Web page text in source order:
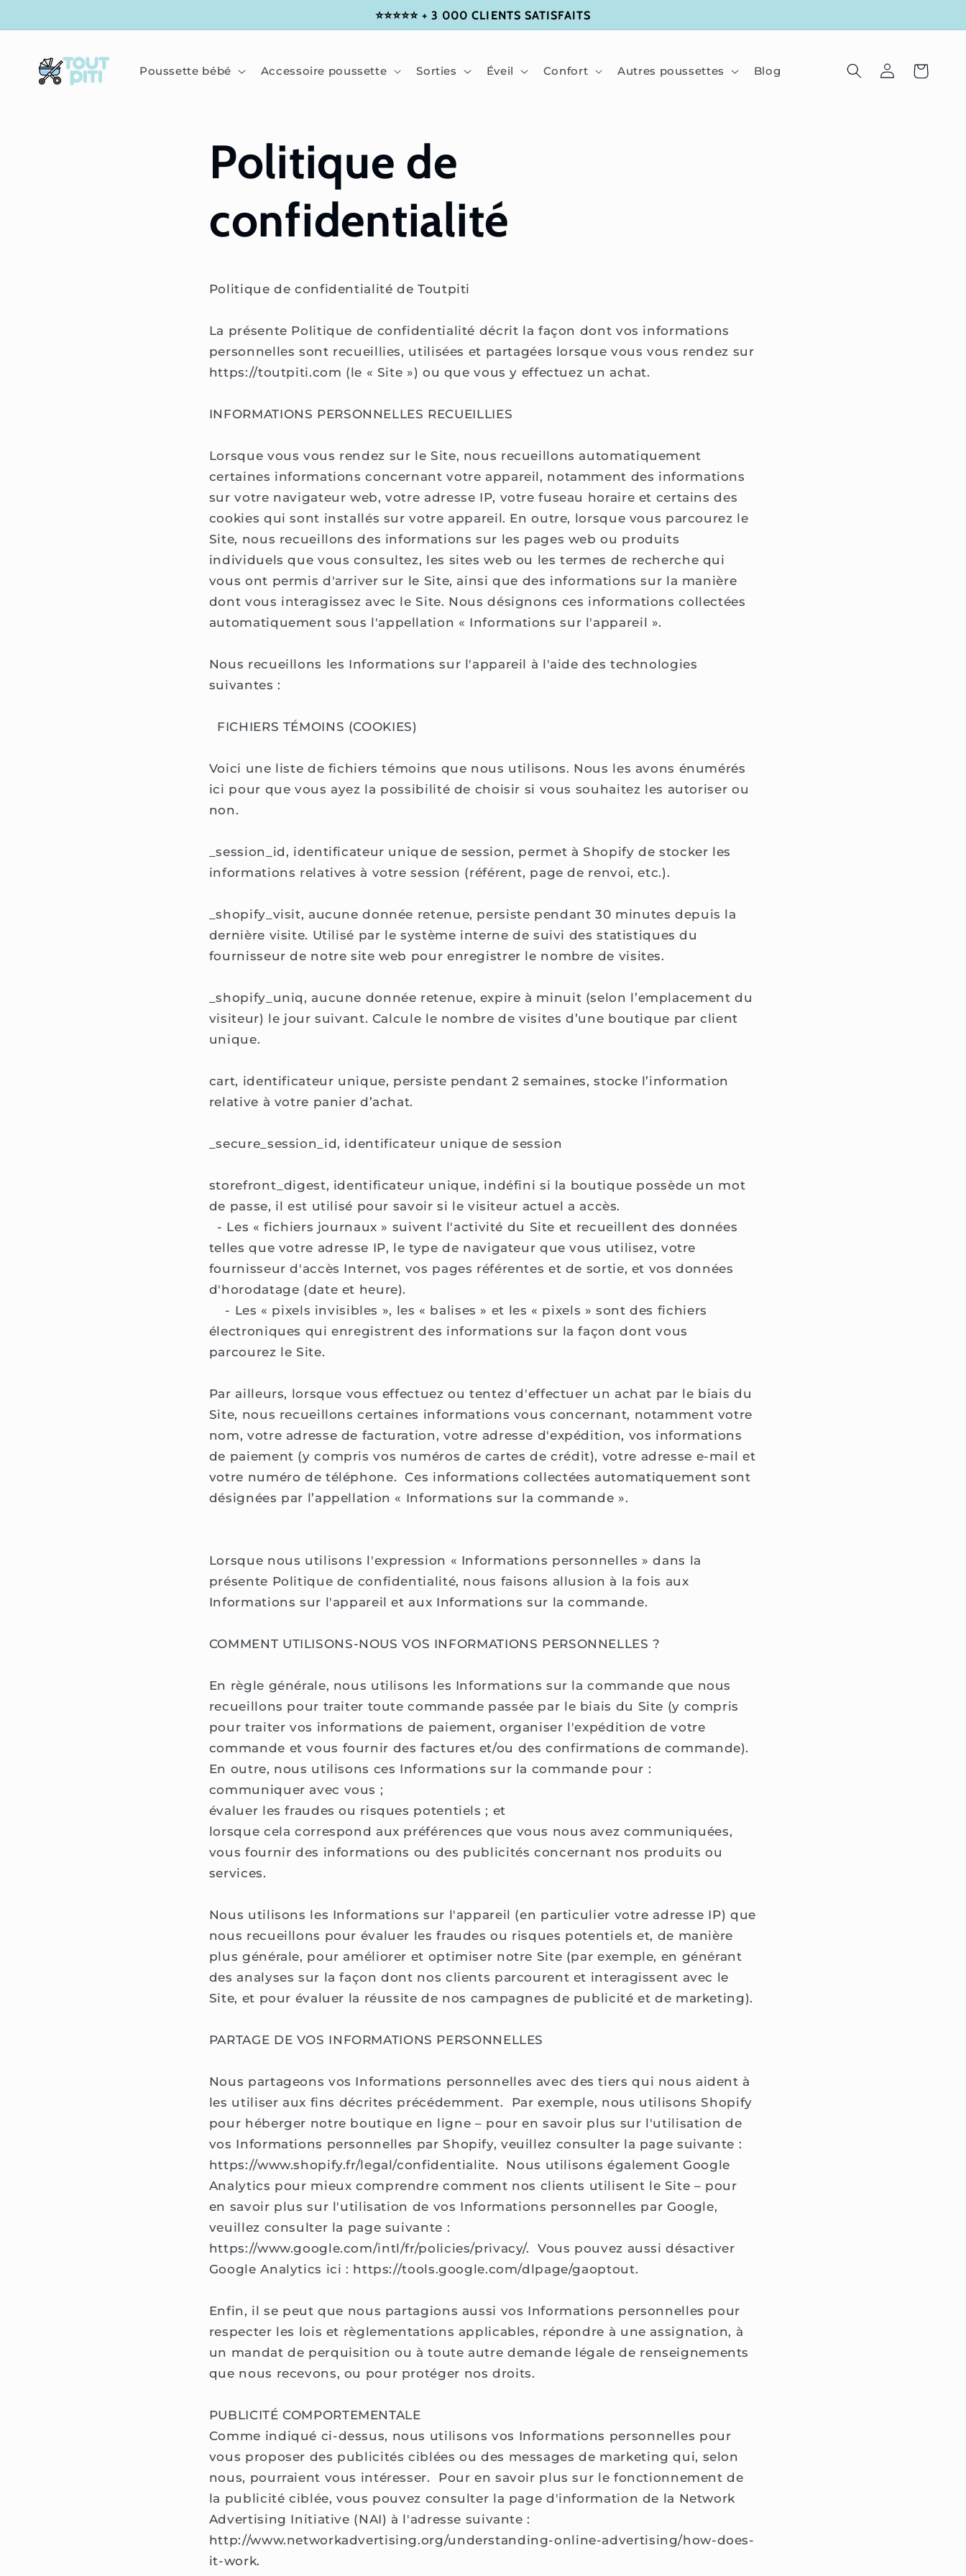
ET
AU
CONTENU
⭐⭐⭐⭐⭐ + 3 000 CLIENTS SATISFAITS
Poussette bébé Accessoire poussette Sorties Éveil Confort Autres poussettes Blog ConnexionPanier
Politique de
confidentialité
Politique de confidentialité de Toutpiti
La présente Politique de confidentialité décrit la façon dont vos informations
personnelles sont recueillies, utilisées et partagées lorsque vous vous rendez sur
https://toutpiti.com (le « Site ») ou que vous y effectuez un achat.
INFORMATIONS PERSONNELLES RECUEILLIES
Lorsque vous vous rendez sur le Site, nous recueillons automatiquement
certaines informations concernant votre appareil, notamment des informations
sur votre navigateur web, votre adresse IP, votre fuseau horaire et certains des
cookies qui sont installés sur votre appareil. En outre, lorsque vous parcourez le
Site, nous recueillons des informations sur les pages web ou produits
individuels que vous consultez, les sites web ou les termes de recherche qui
vous ont permis d'arriver sur le Site, ainsi que des informations sur la manière
dont vous interagissez avec le Site. Nous désignons ces informations collectées
automatiquement sous l'appellation « Informations sur l'appareil ».
Nous recueillons les Informations sur l'appareil à l'aide des technologies
suivantes :
FICHIERS TÉMOINS (COOKIES)
Voici une liste de fichiers témoins que nous utilisons. Nous les avons énumérés
ici pour que vous ayez la possibilité de choisir si vous souhaitez les autoriser ou
non.
_session_id, identificateur unique de session, permet à Shopify de stocker les
informations relatives à votre session (référent, page de renvoi, etc.).
_shopify_visit, aucune donnée retenue, persiste pendant 30 minutes depuis la
dernière visite. Utilisé par le système interne de suivi des statistiques du
fournisseur de notre site web pour enregistrer le nombre de visites.
_shopify_uniq, aucune donnée retenue, expire à minuit (selon l’emplacement du
visiteur) le jour suivant. Calcule le nombre de visites d’une boutique par client
unique.
cart, identificateur unique, persiste pendant 2 semaines, stocke l’information
relative à votre panier d’achat.
_secure_session_id, identificateur unique de session
storefront_digest, identificateur unique, indéfini si la boutique possède un mot
de passe, il est utilisé pour savoir si le visiteur actuel a accès.
- Les « fichiers journaux » suivent l'activité du Site et recueillent des données
telles que votre adresse IP, le type de navigateur que vous utilisez, votre
fournisseur d'accès Internet, vos pages référentes et de sortie, et vos données
d'horodatage (date et heure).
- Les « pixels invisibles », les « balises » et les « pixels » sont des fichiers
électroniques qui enregistrent des informations sur la façon dont vous
parcourez le Site.
Par ailleurs, lorsque vous effectuez ou tentez d'effectuer un achat par le biais du
Site, nous recueillons certaines informations vous concernant, notamment votre
nom, votre adresse de facturation, votre adresse d'expédition, vos informations
de paiement (y compris vos numéros de cartes de crédit), votre adresse e-mail et
votre numéro de téléphone. Ces informations collectées automatiquement sont
désignées par l’appellation « Informations sur la commande ».
Lorsque nous utilisons l'expression « Informations personnelles » dans la
présente Politique de confidentialité, nous faisons allusion à la fois aux
Informations sur l'appareil et aux Informations sur la commande.
COMMENT UTILISONS-NOUS VOS INFORMATIONS PERSONNELLES ?
En règle générale, nous utilisons les Informations sur la commande que nous
recueillons pour traiter toute commande passée par le biais du Site (y compris
pour traiter vos informations de paiement, organiser l'expédition de votre
commande et vous fournir des factures et/ou des confirmations de commande).
En outre, nous utilisons ces Informations sur la commande pour :
communiquer avec vous ;
évaluer les fraudes ou risques potentiels ; et
lorsque cela correspond aux préférences que vous nous avez communiquées,
vous fournir des informations ou des publicités concernant nos produits ou
services.
Nous utilisons les Informations sur l'appareil (en particulier votre adresse IP) que
nous recueillons pour évaluer les fraudes ou risques potentiels et, de manière
plus générale, pour améliorer et optimiser notre Site (par exemple, en générant
des analyses sur la façon dont nos clients parcourent et interagissent avec le
Site, et pour évaluer la réussite de nos campagnes de publicité et de marketing).
PARTAGE DE VOS INFORMATIONS PERSONNELLES
Nous partageons vos Informations personnelles avec des tiers qui nous aident à
les utiliser aux fins décrites précédemment. Par exemple, nous utilisons Shopify
pour héberger notre boutique en ligne – pour en savoir plus sur l'utilisation de
vos Informations personnelles par Shopify, veuillez consulter la page suivante :
https://www.shopify.fr/legal/confidentialite. Nous utilisons également Google
Analytics pour mieux comprendre comment nos clients utilisent le Site – pour
en savoir plus sur l'utilisation de vos Informations personnelles par Google,
veuillez consulter la page suivante :
https://www.google.com/intl/fr/policies/privacy/. Vous pouvez aussi désactiver
Google Analytics ici : https://tools.google.com/dlpage/gaoptout.
Enfin, il se peut que nous partagions aussi vos Informations personnelles pour
respecter les lois et règlementations applicables, répondre à une assignation, à
un mandat de perquisition ou à toute autre demande légale de renseignements
que nous recevons, ou pour protéger nos droits.
PUBLICITÉ COMPORTEMENTALE
Comme indiqué ci-dessus, nous utilisons vos Informations personnelles pour
vous proposer des publicités ciblées ou des messages de marketing qui, selon
nous, pourraient vous intéresser. Pour en savoir plus sur le fonctionnement de
la publicité ciblée, vous pouvez consulter la page d'information de la Network
Advertising Initiative (NAI) à l'adresse suivante :
http://www.networkadvertising.org/understanding-online-advertising/how-does-
it-work.